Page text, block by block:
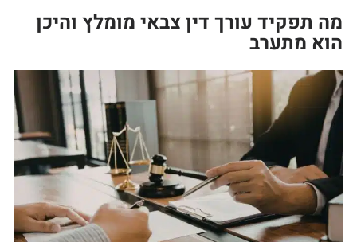
מה תפקיד עורך דין צבאי מומלץ והיכן
הוא מתערב